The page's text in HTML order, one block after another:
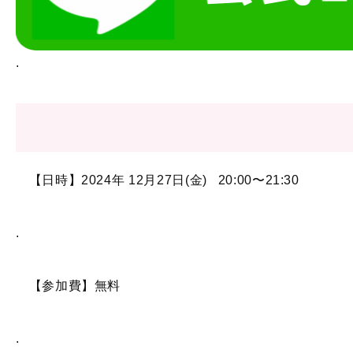
.
【日時】2024年 12月27日(金) 20:00〜21:30
.
【参加費】無料
.